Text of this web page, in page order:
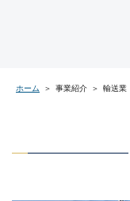
ホーム 事業紹介 輸送業